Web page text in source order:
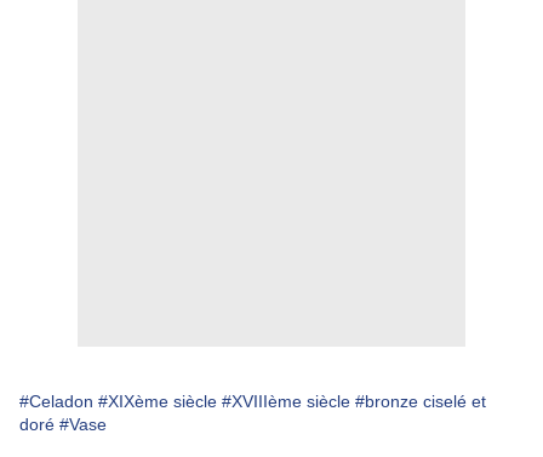
#Celadon #XIXème siècle #XVIIIème siècle #bronze ciselé et
doré #Vase